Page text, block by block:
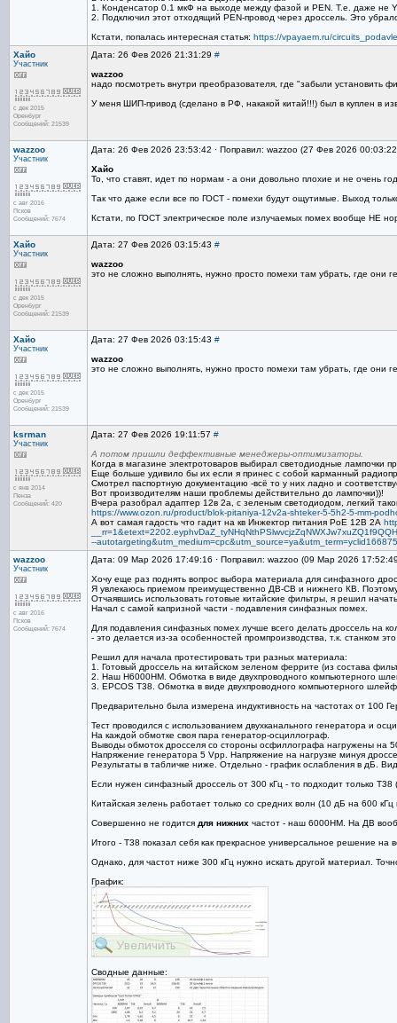
1. Конденсатор 0.1 мкФ на выходе между фазой и PEN. Т.е. даже не
2. Подключил этот отходящий PEN-провод через дроссель. Это
Кстати, попалась интересная статья: https://vpayaem.ru/
Хайо
Участник
с дек 2015
Оренбург
Сообщений: 21539
Дата: 26 Фев 2026 21:31:29 #
wazzoo
надо посмотреть внутри преобразователя, где "забыли установить
У меня ШИП-привод (сделано в РФ, накакой китай!!!) был в куплен в
wazzoo
Участник
с авг 2016
Псков
Сообщений: 7674
Дата: 26 Фев 2026 23:53:42 · Поправил: wazzoo (27 Фев 2026
Хайо
То, что ставят, идет по нормам - а они довольно плохие и не очень
Так что даже если все по ГОСТ - помехи будут ощутимые. Выход
Кстати, по ГОСТ электрическое поле излучаемых помех вообще НЕ
Хайо
Участник
с дек 2015
Оренбург
Сообщений: 21539
Дата: 27 Фев 2026 03:15:43 #
wazzoo
это не сложно выполнять, нужно просто помехи там убрать, где
Хайо
Участник
с дек 2015
Оренбург
Сообщений: 21539
Дата: 27 Фев 2026 03:15:43 #
wazzoo
это не сложно выполнять, нужно просто помехи там убрать, где
ksrman
Участник
с янв 2014
Пенза
Сообщений: 420
Дата: 27 Фев 2026 19:11:57 #
А потом пришли деффективные менеджеры-оптимизаторы.
Когда в магазине электротоваров выбирал светодиодные
Еще больше удивило бы их если я принес с собой карманный
Смотрел паспортную документацию -всё то у них ладно и
Вот производителям наши проблемы действительно до лампочки))!
Вчера разобрал адаптер 12в 2а, с зеленым светодиодом, легкий
https://www.ozon.ru/product/blok-pitaniya-12v2a-shteker-5-5h2-5-mm-
А вот самая гадость что гадит на кв Инжектор питания PoE 12В 2А
--
wazzoo
Участник
с авг 2016
Псков
Сообщений: 7674
Дата: 09 Мар 2026 17:49:16 · Поправил: wazzoo (09 Мар 2026
Хочу еще раз поднять вопрос выбора материала для синфазного
Я увлекаюсь приемом преимущественно ДВ-СВ и нижнего КВ.
Отчаявшись использовать готовые китайские фильтры, я решил
Начал с самой капризной части - подавления синфазных помех.
Для подавления синфазных помех лучше всего делать дроссель на
- это делается из-за особенностей промпроизводства, т.к. станком
Решил для начала протестировать три разных материала:
1. Готовый дроссель на китайском зеленом феррите (из состава
2. Наш Н6000НМ. Обмотка в виде двухпроводного компьютерного
3. EPCOS T38. Обмотка в виде двухпроводного компьютерного
Предварительно была измерена индуктивность на частотах от 100
Тест проводился с использованием двухканального генератора и
На каждой обмотке своя пара генератор-осциллограф.
Выводы обмоток дросселя со стороны осфиллографа нагружены на
Напряжение генератора 5 Vpp. Напряжение на нагрузке минуя
Результаты в табличке ниже. Отдельно - график ослабления в дБ.
Если нужен синфазный дроссель от 300 кГц - то подходит только
Китайская зелень работает только со средних волн (10 дБ на 600
Совершенно не годится для нижних частот - наш 6000НМ. На ДВ
Итого - Т38 показал себя как прекрасное универсальное решение
Однако, для частот ниже 300 кГц нужно искать другой материал.
График:
Сводные данные: